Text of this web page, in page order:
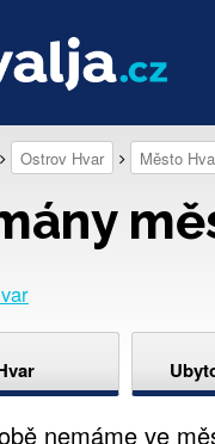
Ostrov Hvar Město
nemáme ve